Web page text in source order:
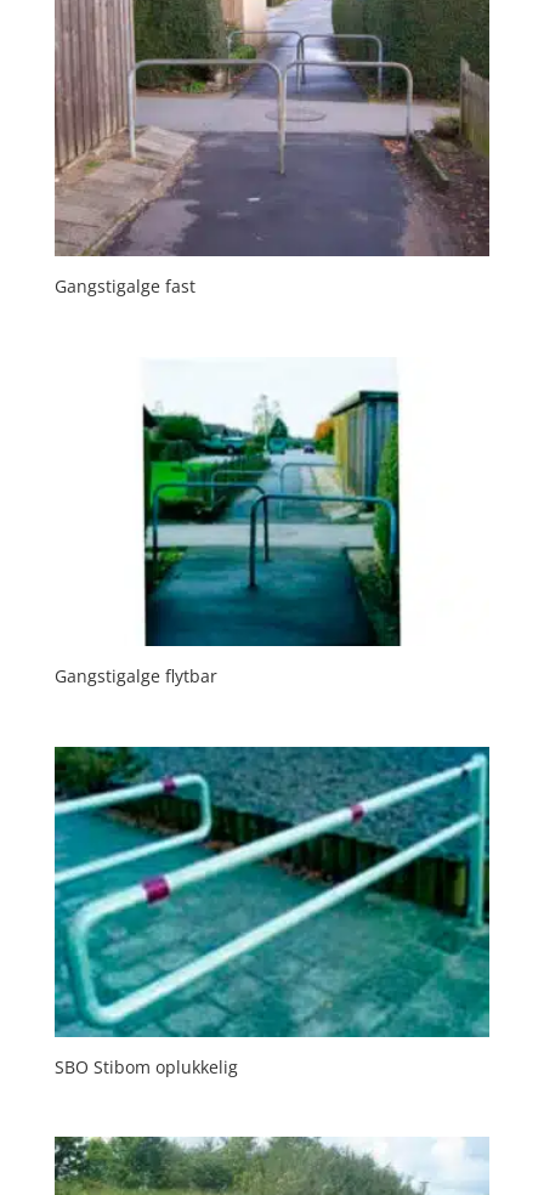
Gangstigalge fast
Gangstigalge flytbar
SBO Stibom oplukkelig